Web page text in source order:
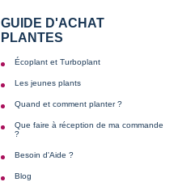
GUIDE D'ACHAT
PLANTES
Écoplant et Turboplant
Les jeunes plants
Quand et comment planter ?
Que faire à réception de ma commande
?
Besoin d'Aide ?
Blog